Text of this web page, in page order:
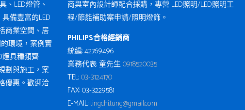
、LED燈管、
備豐富的LED
商業空間、居
環境，案例實
燈具種類齊
劃與施工，案
優惠。歡迎洽
商與室內設計師配合採購，專營 LED照明/LED照明工
程/節能補助案申請/照明燈飾。
PHILIPS合格經銷商
統編: 42769496
業務代表: 童先生0918520035
TEL:03-3124170
FAX: 03-3229581
E-MAIL:tingchi.tung@gmail.com